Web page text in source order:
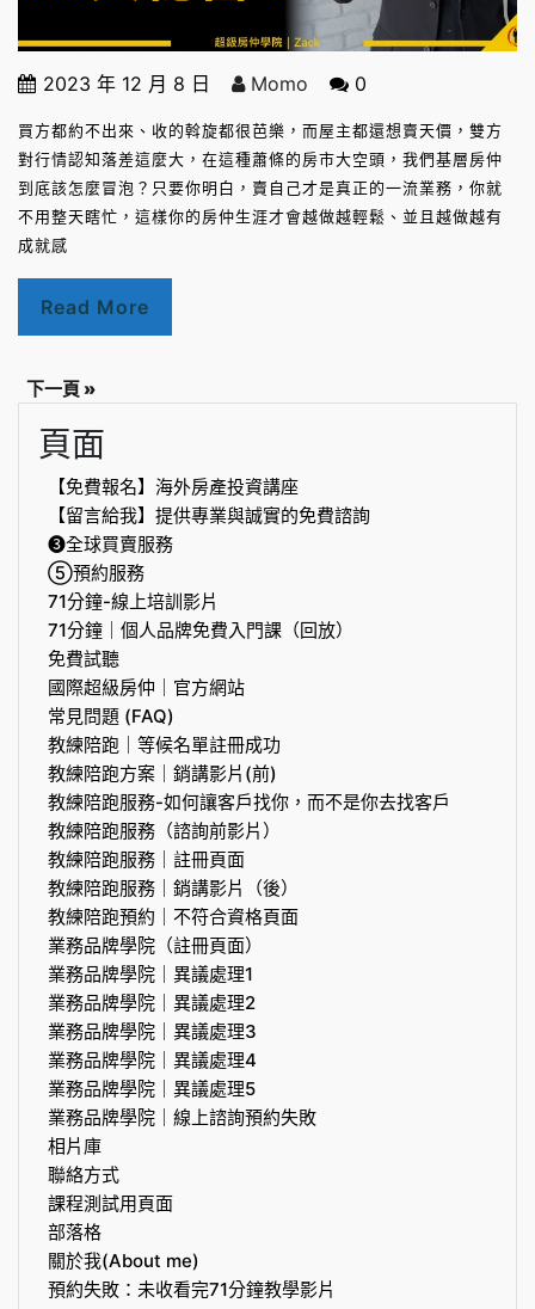
2023 年 12 月 8 日 Momo 0
買方都約不出來、收的斡旋都很芭樂，而屋主都還想賣天價，雙方
對行情認知落差這麼大，在這種蕭條的房市大空頭，我們基層房仲
到底該怎麼冒泡？只要你明白，賣自己才是真正的一流業務，你就
不用整天瞎忙，這樣你的房仲生涯才會越做越輕鬆、並且越做越有
成就感
Read More
下一頁 »
頁面
【免費報名】海外房產投資講座
【留言給我】提供專業與誠實的免費諮詢
❸全球買賣服務
⑤預約服務
71分鐘-線上培訓影片
71分鐘｜個人品牌免費入門課（回放）
免費試聽
國際超級房仲｜官方網站
常見問題 (FAQ)
教練陪跑｜等候名單註冊成功
教練陪跑方案｜銷講影片(前)
教練陪跑服務-如何讓客戶找你，而不是你去找客戶
教練陪跑服務（諮詢前影片）
教練陪跑服務｜註冊頁面
教練陪跑服務｜銷講影片（後）
教練陪跑預約｜不符合資格頁面
業務品牌學院（註冊頁面）
業務品牌學院｜異議處理1
業務品牌學院｜異議處理2
業務品牌學院｜異議處理3
業務品牌學院｜異議處理4
業務品牌學院｜異議處理5
業務品牌學院｜線上諮詢預約失敗
相片庫
聯絡方式
課程測試用頁面
部落格
關於我(About me)
預約失敗：未收看完71分鐘教學影片